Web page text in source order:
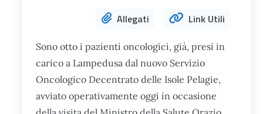
Allegati
Link Utili
Sono otto i pazienti oncologici, già, presi in
carico a Lampedusa dal nuovo Servizio
Oncologico Decentrato delle Isole Pelagie,
avviato operativamente oggi in occasione